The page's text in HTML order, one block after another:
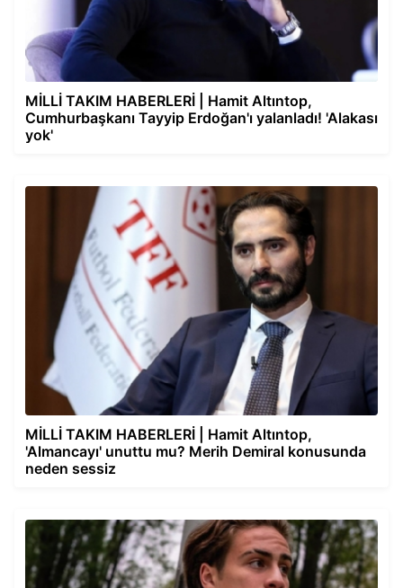
MİLLİ TAKIM HABERLERİ | Hamit Altıntop,
Cumhurbaşkanı Tayyip Erdoğan'ı yalanladı! 'Alakası
yok'
MİLLİ TAKIM HABERLERİ | Hamit Altıntop,
'Almancayı' unuttu mu? Merih Demiral konusunda
neden sessiz